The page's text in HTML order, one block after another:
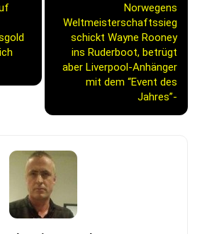
Norwegens
Weltmeisterschaftssieg
schickt Wayne Rooney
ins Ruderboot, betrügt
aber Liverpool-Anhänger
mit dem “Event des
Jahres”-